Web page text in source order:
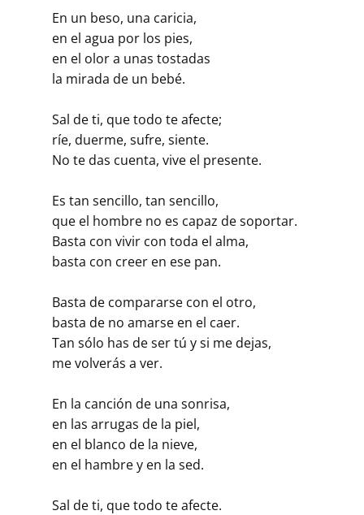
En un beso, una caricia,
en el agua por los pies,
en el olor a unas tostadas
la mirada de un bebé.
Sal de ti, que todo te afecte;
ríe, duerme, sufre, siente.
No te das cuenta, vive el presente.
Es tan sencillo, tan sencillo,
que el hombre no es capaz de soportar.
Basta con vivir con toda el alma,
basta con creer en ese pan.
Basta de compararse con el otro,
basta de no amarse en el caer.
Tan sólo has de ser tú y si me dejas,
me volverás a ver.
En la canción de una sonrisa,
en las arrugas de la piel,
en el blanco de la nieve,
en el hambre y en la sed.
Sal de ti, que todo te afecte.